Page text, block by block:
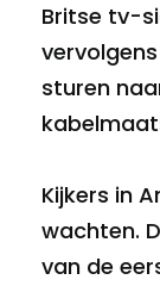
Britse tv-
sturen
Kijkers in
wachten.
van de